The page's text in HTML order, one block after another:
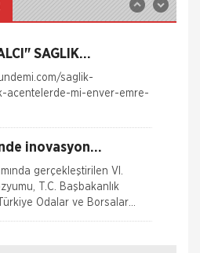
İlgili Bilgiler
İstenilen Bilgiler
Bilgiler
AÇIKLAMA -
BAŞKANI
saglik-
acentelerde-mi-enver-emre-
inovasyon
gerçekleştirilen VI.
T.C. Başbakanlık
Odalar ve Borsalar
Si